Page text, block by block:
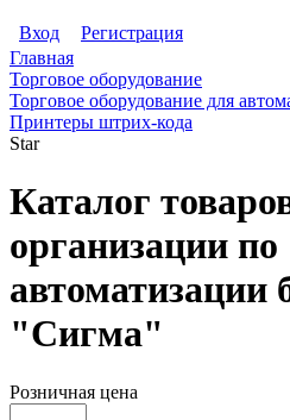
Вход
Регистрация
Главная
Торговое оборудование
Торговое оборудование для
Принтеры штрих-кода
Star
Каталог
организации по
"Сигма"
Розничная цена